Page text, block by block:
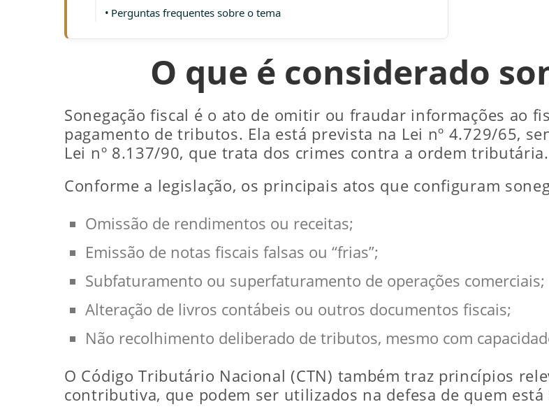
Perguntas frequentes sobre o tema
O que é considerado
Sonegação fiscal é o ato de omitir ou fraudar informações ao
pagamento de tributos. Ela está prevista na Lei nº 4.729/65,
Lei nº 8.137/90, que trata dos crimes contra a ordem tributária.
Conforme a legislação, os principais atos que configuram
Omissão de rendimentos ou receitas;
Emissão de notas fiscais falsas ou “frias”;
Subfaturamento ou superfaturamento de operações comerciais;
Alteração de livros contábeis ou outros documentos fiscais;
Não recolhimento deliberado de tributos, mesmo com
O Código Tributário Nacional (CTN) também traz princípios
contributiva, que podem ser utilizados na defesa de quem